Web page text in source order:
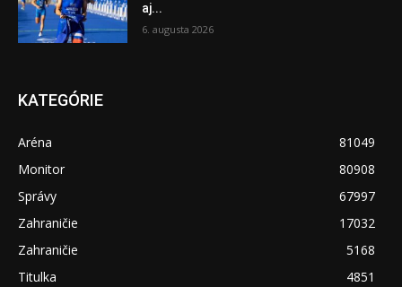
aj...
6. augusta 2026
KATEGÓRIE
Aréna
81049
Monitor
80908
Správy
67997
Zahraničie
17032
Zahraničie
5168
Titulka
4851